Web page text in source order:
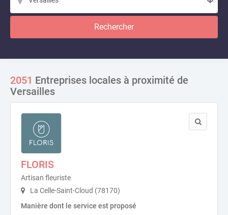
Rechercher
2051 Entreprises locales à proximité de
Versailles
FLORIS
Artisan fleuriste
La Celle-Saint-Cloud (78170)
Manière dont le service est proposé